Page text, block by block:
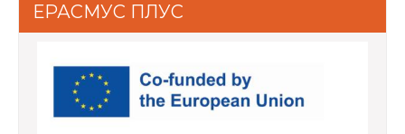
ЕРАСМУС ПЛУС